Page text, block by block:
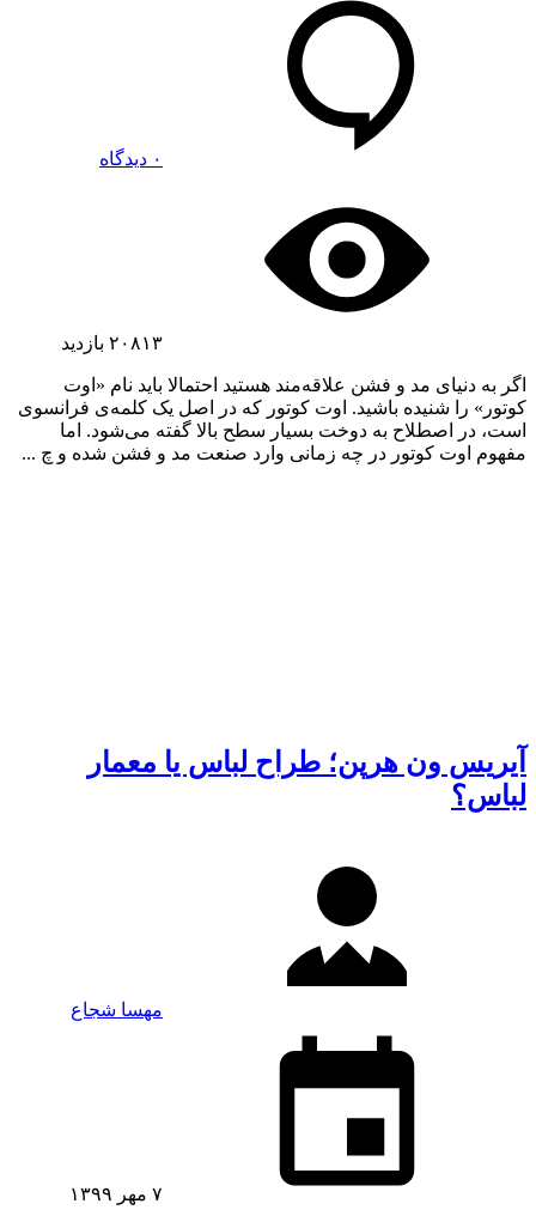
۰ دیدگاه
۲۰۸۱۳ بازدید
اگر به دنیای مد و فشن علاقه‌مند هستید احتمالا باید نام «اوت
کوتور» را شنیده باشید. اوت کوتور که در اصل یک کلمه‌ی فرانسوی
است، در اصطلاح به دوخت بسیار سطح بالا گفته می‌شود. اما
مفهوم اوت کوتور در چه زمانی وارد صنعت مد و فشن شده و چ ...
آیریس ون هرپن؛ طراح لباس یا معمار
لباس؟
مهسا شجاع
۷ مهر ۱۳۹۹